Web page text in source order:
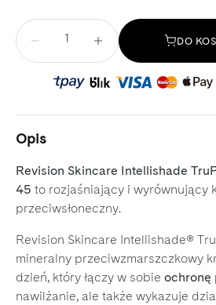
Ilość
DO
Opis
Revision Skincare Intellishade
45 to rozjaśniający i wyrównujący
przeciwsłoneczny.
Revision Skincare Intellishade®
mineralny przeciwzmarszczkowy
dzień, który łączy w sobie ochronę
nawilżanie, ale także wykazuje